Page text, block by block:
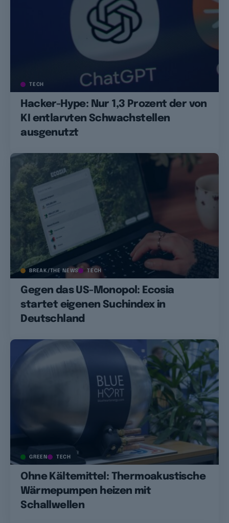
TECH
Hacker-Hype: Nur 1,3 Prozent der von
KI entlarvten Schwachstellen
ausgenutzt
BREAK/THE NEWS TECH
Gegen das US-Monopol: Ecosia
startet eigenen Suchindex in
Deutschland
GREEN TECH
Ohne Kältemittel: Thermoakustische
Wärmepumpen heizen mit
Schallwellen